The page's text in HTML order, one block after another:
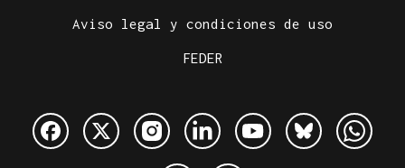
Aviso legal y condiciones de uso
FEDER